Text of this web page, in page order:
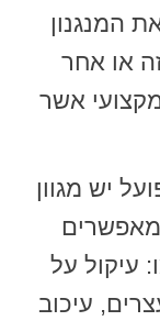
המנגנון
או אחר
אשר
יש מגוון
עיקול על
עיכוב